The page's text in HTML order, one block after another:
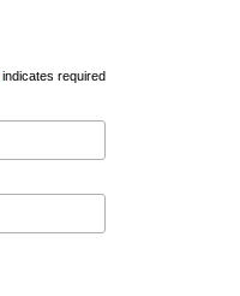
indicates required